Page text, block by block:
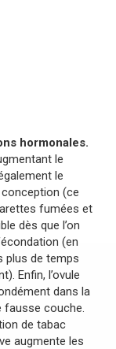
hormonales.
le
le
conception (ce
fumées et
dès que l’on
(en
plus de temps
Enfin, l’ovule
dans la
fausse couche.
de tabac
augmente les